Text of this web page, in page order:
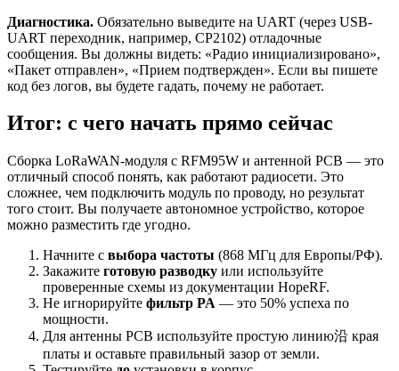
Диагностика. Обязательно выведите на UART (через USB-
UART переходник, например, CP2102) отладочные
сообщения. Вы должны видеть: «Радио инициализировано»,
«Пакет отправлен», «Прием подтвержден». Если вы пишете
код без логов, вы будете гадать, почему не работает.
Итог: с чего начать прямо сейчас
Сборка LoRaWAN-модуля с RFM95W и антенной PCB — это
отличный способ понять, как работают радиосети. Это
сложнее, чем подключить модуль по проводу, но результат
того стоит. Вы получаете автономное устройство, которое
можно разместить где угодно.
Начните с выбора частоты (868 МГц для Европы/РФ).
Закажите готовую разводку или используйте
проверенные схемы из документации HopeRF.
Не игнорируйте фильтр PA — это 50% успеха по
мощности.
Для антенны PCB используйте простую линию沿 края
платы и оставьте правильный зазор от земли.